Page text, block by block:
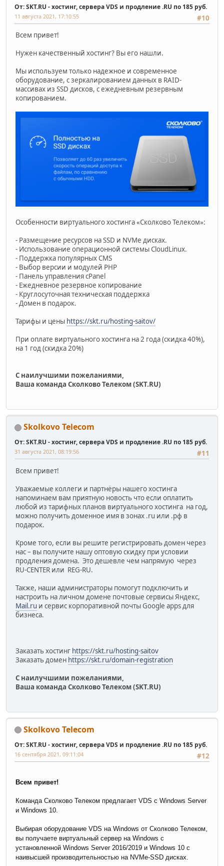
От: SKT.RU - хостинг, сервера VDS и продление .RU по 185 руб.
#10
11 августа 2021, 17:10:55
Всем привет!
Нужен качественный хостинг? Вы его нашли.
Мы используем только надежное и современное
оборудование, с зеркалированием данных в RAID-
массивах из SSD дисков, с ежедневным резервным
копированием.
Особенности виртуального хостинга «Сколково Телеком»:
- Размещение ресурсов на SSD и NVMe дисках.
- Использование операционной системы CloudLinux.
- Поддержка популярных CMS
- Выбор версии и модулей PHP
- Панель управления cPanel
- Ежедневное резервное копирование
- Круглосуточная техническая поддержка
- Домен в подарок.
Тарифы и цены https://skt.ru/hosting-saitov/
При оплате виртуального хостинга на 2 года (скидка 40%),
на 1 год (скидка 20%)
С наилучшими пожеланиями,
Ваша команда Сколково Телеком (SKT.RU)
Skolkovo Telecom
От: SKT.RU - хостинг, сервера VDS и продление .RU по 185 руб.
#11
31 августа 2021, 08:19:56
Всем привет!
Уважаемые коллеги и партнёры нашего хостинга
напоминаем вам приятную новость что если оплатить
любой из тарифных планов виртуального хостинга на год,
можно получить доменное имя в зонах .ru или .рф в
подарок.
Кроме того, если вы решите регистрировать домен через
нас – вы получите нашу оптовую скидку при условии
продления домена. Это дешевле чем напрямую через
RU-CENTER или REG-RU.
Также, наши администраторы помогут подключить и
настроить на личном домене почтовые сервисы Яндекс,
Mail.ru и сервис корпоративной почты Google apps для
бизнеса.
Заказать хостинг https://skt.ru/hosting-saitov
Заказать домен https://skt.ru/domain-registration
С наилучшими пожеланиями,
Ваша команда Сколково Телеком (SKT.RU)
Skolkovo Telecom
От: SKT.RU - хостинг, сервера VDS и продление .RU по 185 руб.
#12
16 сентября 2021, 09:11:04
Всем привет!
Команда Сколково Телеком предлагает VDS c Windows Server
и Windows 10.
Выбирая оборудование VDS на Windows от Сколково Телеком,
вы получаете виртуальный сервер на Windows с
установленной Windows Server 2016/2019 и Windows 10 с
наивысшей производительностью на NVMe-SSD дисках.